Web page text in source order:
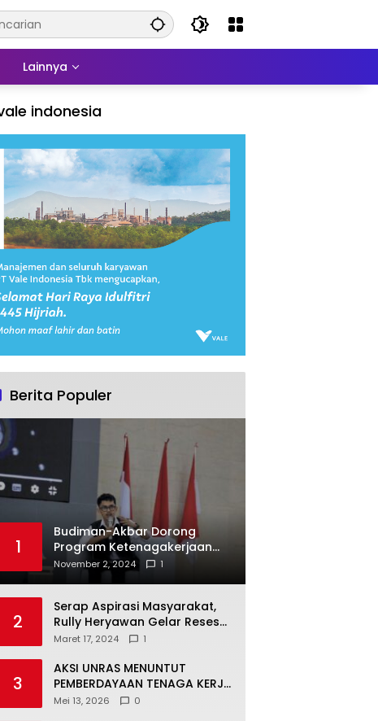
Lainnya
indonesia
Berita Populer
1
Budiman-Akbar Dorong
Program Ketenagakerjaan
untuk Mahasiswa Luwu Timur,
November 2, 2024 1
2
Serap Aspirasi Masyarakat,
Rully Heryawan Gelar Reses
Perseorangan
Maret 17, 2024 1
3
AKSI UNRAS MENUNTUT
PEMBERDAYAAN TENAGA KERJA
LOKAL TERHADAP PT. CERIA
Mei 13, 2026 0